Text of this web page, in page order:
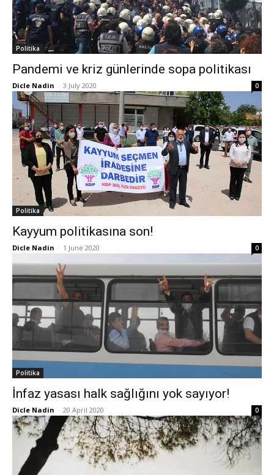
Politika
Pandemi ve kriz günlerinde sopa politikası
Dicle Nadin - 3 July 2020 0
Politika
Kayyum politikasına son!
Dicle Nadin - 1 June 2020 0
Politika
İnfaz yasası halk sağlığını yok sayıyor!
Dicle Nadin - 20 April 2020 0